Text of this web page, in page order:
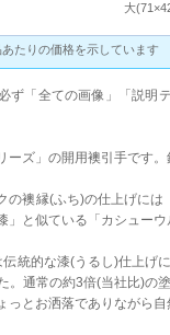
大
たりの価格を示しています
ず「全ての画像」「説明
ーズ」の開用襖引手です。
の襖縁(ふち)の仕上げに
」と似ている「カシュー
統的な漆(うるし)仕上げ
。通常の約3倍(当社比)の
っとお洒落でありながら自